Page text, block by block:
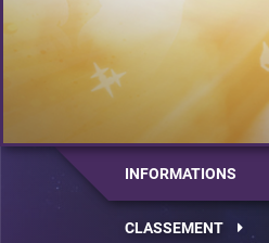
INFORMATIONS
CLASSEMENT